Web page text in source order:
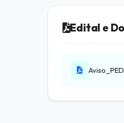
Edital e